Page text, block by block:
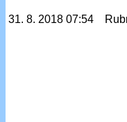
31. 8. 2018 07:54